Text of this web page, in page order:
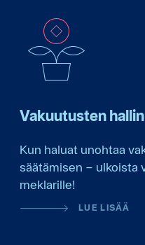
Vakuutusten
Kun haluat unohtaa
säätämisen – ulkoista
meklarille!
LUE LISÄÄ